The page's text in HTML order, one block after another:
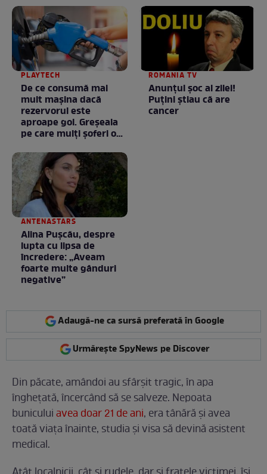
PLAYTECH
De ce consumă mai
mult mașina dacă
rezervorul este
aproape gol. Greșeala
pe care mulți șoferi o
ROMANIA TV
Anunţul şoc al zilei!
Puţini ştiau că are
cancer
ANTENASTARS
Alina Pușcău, despre
lupta cu lipsa de
încredere: „Aveam
foarte multe gânduri
negative”
Adaugă-ne ca sursă preferată în Google
Urmărește SpyNews pe Discover
Din păcate, amândoi au sfârșit tragic, în apa
înghețată, încercând să se salveze. Nepoata
buniculuiavea doar 21 de ani, era tânără și avea
toată viața înainte, studia și visa să devină asistent
medical.